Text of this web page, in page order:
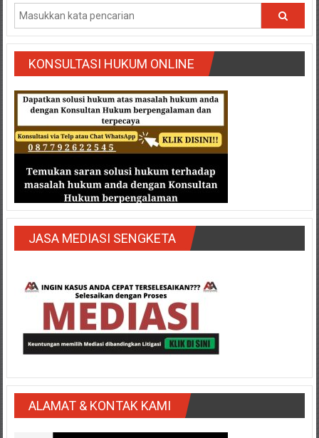
KONSULTASI HUKUM ONLINE
JASA MEDIASI SENGKETA
ALAMAT & KONTAK KAMI